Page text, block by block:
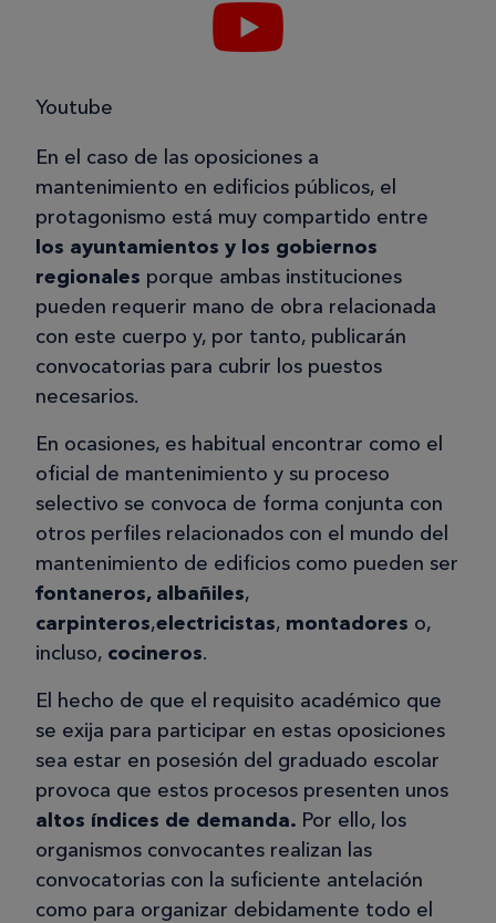
Youtube
En el caso de las oposiciones a
mantenimiento en edificios públicos, el
protagonismo está muy compartido entre
los ayuntamientos y los gobiernos
regionales porque ambas instituciones
pueden requerir mano de obra relacionada
con este cuerpo y, por tanto, publicarán
convocatorias para cubrir los puestos
necesarios.
En ocasiones, es habitual encontrar como el
oficial de mantenimiento y su proceso
selectivo se convoca de forma conjunta con
otros perfiles relacionados con el mundo del
mantenimiento de edificios como pueden ser
fontaneros, albañiles,
carpinteros,electricistas, montadores o,
incluso, cocineros.
El hecho de que el requisito académico que
se exija para participar en estas oposiciones
sea estar en posesión del graduado escolar
provoca que estos procesos presenten unos
altos índices de demanda. Por ello, los
organismos convocantes realizan las
convocatorias con la suficiente antelación
como para organizar debidamente todo el